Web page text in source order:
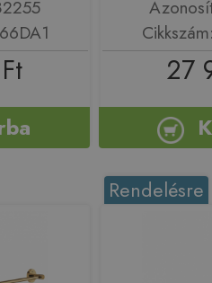
27
Rendelésre